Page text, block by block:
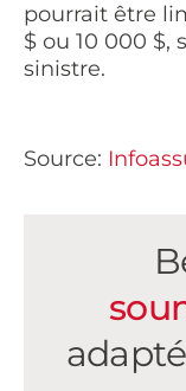
pourrait être
$ ou 10 000 $,
sinistre.
Source: